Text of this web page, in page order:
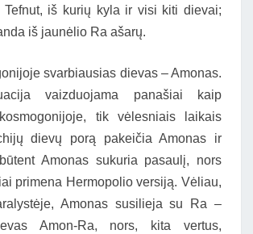
iš kurių kyla ir visi kiti dievai;
iš jaunėlio Ra ašarų.
svarbiausias dievas – Amonas.
vaizduojama panašiai kaip
tik vėlesniais laikais
dievų porą pakeičia Amonas ir
Amonas sukuria pasaulį, nors
primena Hermopolio versiją. Vėliau,
Amonas susilieja su Ra –
Amon-Ra, nors, kita vertus,